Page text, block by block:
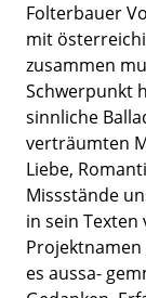
Folterbauer
mit
zusammen
Schwerpunkt
sinnliche
verträumten
Liebe,
Missstände
in sein
Projektnamen
es aussa-